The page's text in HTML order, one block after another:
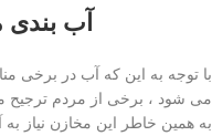
آب
با توجه به این که آب در برخی
می شود ، برخی از مردم ترجیح
به همین خاطر این مخازن نیاز